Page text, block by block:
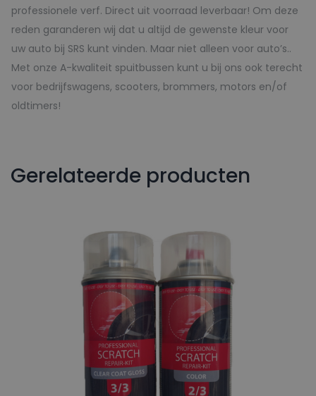
professionele verf. Direct uit voorraad leverbaar! Om deze
reden garanderen wij dat u altijd de gewenste kleur voor
uw auto bij SRS kunt vinden. Maar niet alleen voor auto’s..
Met onze A-kwaliteit spuitbussen kunt u bij ons ook terecht
voor bedrijfswagens, scooters, brommers, motors en/of
oldtimers!
Gerelateerde producten